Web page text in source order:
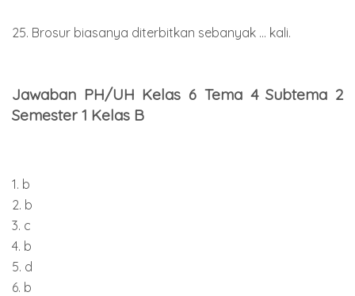
25. Brosur biasanya diterbitkan sebanyak ... kali.
Jawaban PH/UH Kelas 6 Tema 4 Subtema 2
Semester 1 Kelas B
1. b
2. b
3. c
4. b
5. d
6. b